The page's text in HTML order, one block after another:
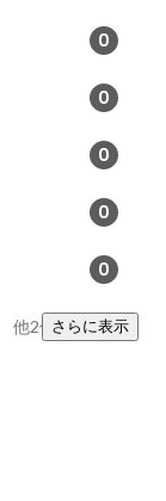
0
0
0
0
0
他2件さらに表示